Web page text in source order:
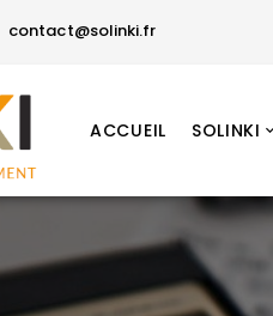
contact@solinki.fr
ACCUEIL SOLINKI